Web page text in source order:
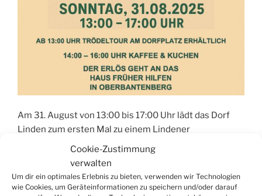
Cookie-Zustimmung
verwalten
Um dir ein optimales Erlebnis zu bieten, verwenden wir Technologien
wie Cookies, um Geräteinformationen zu speichern und/oder darauf
Am 31. August von 13:00 bis 17:00 Uhr lädt das Dorf
Linden zum ersten Mal zu einem Lindener
Garagentrödel ein.
„Garagentrödel
in